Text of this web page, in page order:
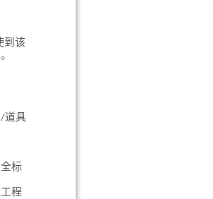
到该
道具
标
程